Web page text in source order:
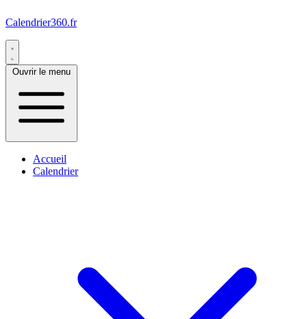
Calendrier360.fr
Ouvrir le menu
Accueil
Calendrier